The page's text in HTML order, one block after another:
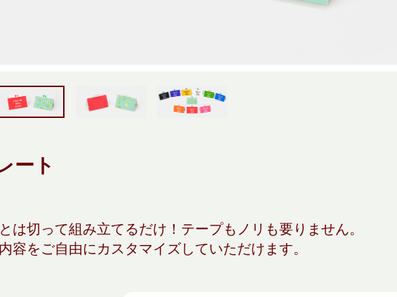
ート
は切って組み立てるだけ！テープもノリも要りません。
容をご自由にカスタマイズしていただけます。